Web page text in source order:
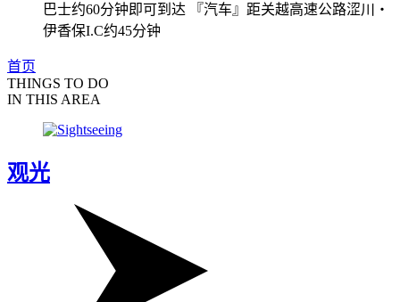
巴士约60分钟即可到达 『汽车』距关越高速公路涩川・
伊香保I.C约45分钟
首页
THINGS TO DO
IN THIS AREA
观光